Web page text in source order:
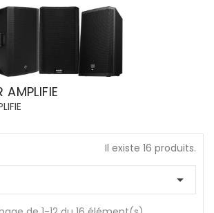
AMPLIFIE
Il existe 16 produits.
